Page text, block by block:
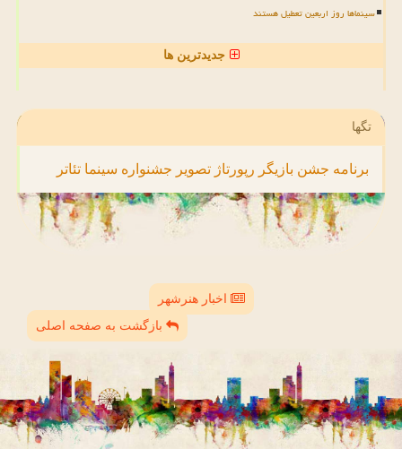
سینماها روز اربعین تعطیل هستند
جدیدترین ها
تگها
برنامه جشن بازیگر رپورتاژ تصویر جشنواره سینما تئاتر
اخبار هنرشهر
بازگشت به صفحه اصلی